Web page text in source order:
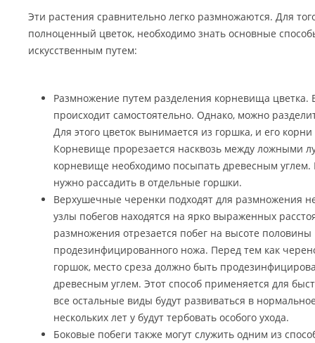
Эти растения сравнительно легко размножаются. Для
полноценный цветок, необходимо знать основные
искусственным путем:
Размножение путем разделения корневища цветка.
происходит самостоятельно. Однако, можно
Для этого цветок вынимается из горшка, и его
Корневище прорезается насквозь между ложными
корневище необходимо посыпать древесным
нужно рассадить в отдельные горшки.
Верхушечные черенки подходят для размножения
узлы побегов находятся на ярко выраженных
размножения отрезается побег на высоте
продезинфицированного ножа. Перед тем как
горшок, место среза должно быть
древесным углем. Этот способ применяется для
все остальные виды будут развиваться в
нескольких лет у будут тербовать особого ухода.
Боковые побеги также могут служить одним из